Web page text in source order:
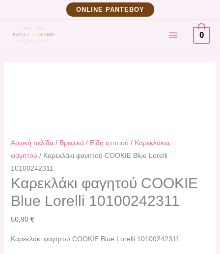
περιεχόμενο
ΟNLINE ΡΑΝΤΕΒΟΥ
MAIN
MENU
0
Αρχική σελίδα/ Βρεφικά/ Είδη σπιτιού / Καρεκλάκια
φαγητού / Καρεκλάκι φαγητού COOKIE Blue Lorelli
10100242311
Καρεκλάκι φαγητού COOKIE
Blue Lorelli 10100242311
50,90 €
Καρεκλάκι φαγητού COOKIE Blue Lorelli 10100242311